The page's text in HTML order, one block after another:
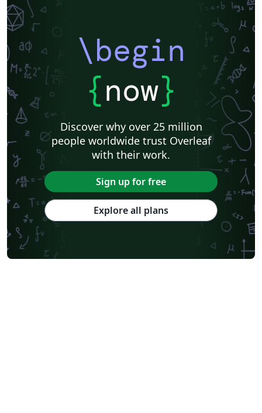
\begin
{now}
Discover why over 25 million
people worldwide trust Overleaf
with their work.
Sign up for free
Explore all plans